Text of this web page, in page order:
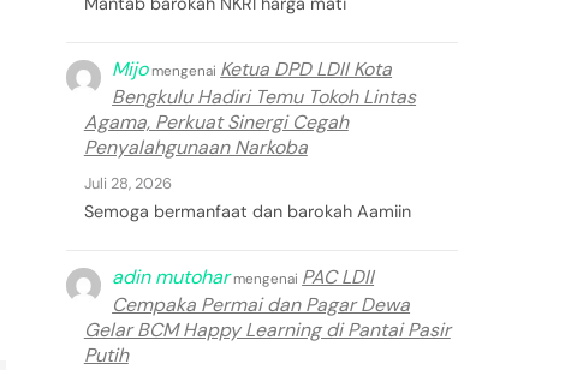
Mijomengenai Ketua DPD LDII Kota
Bengkulu Hadiri Temu Tokoh Lintas
Agama, Perkuat Sinergi Cegah
Penyalahgunaan Narkoba
Juli 28, 2026
Semoga bermanfaat dan barokah Aamiin
adin mutoharmengenai PAC LDII
Cempaka Permai dan Pagar Dewa
Gelar BCM Happy Learning di Pantai Pasir
Putih